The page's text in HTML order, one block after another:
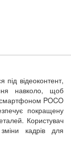
під відеоконтент,
навколо, щоб
смартфоном POCO
покращену
Користувач
кадрів для